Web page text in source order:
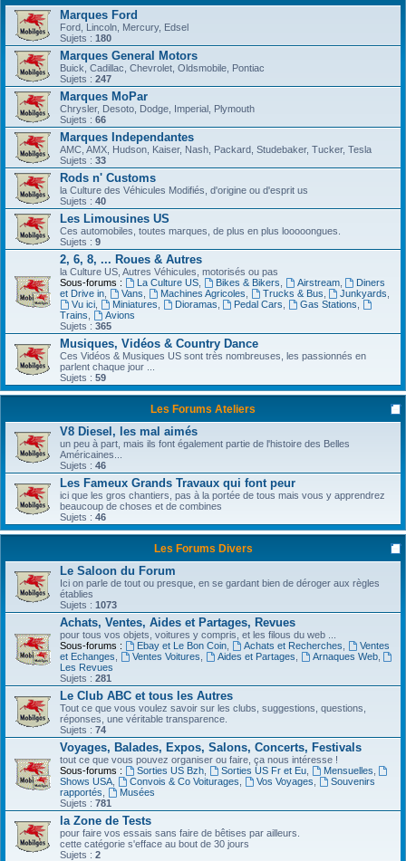
Marques Ford
Ford, Lincoln, Mercury, Edsel
Sujets : 180
Marques General Motors
Buick, Cadillac, Chevrolet, Oldsmobile, Pontiac
Sujets : 247
Marques MoPar
Chrysler, Desoto, Dodge, Imperial, Plymouth
Sujets : 66
Marques Independantes
AMC, AMX, Hudson, Kaiser, Nash, Packard, Studebaker, Tucker, Tesla
Sujets : 33
Rods n' Customs
la Culture des Véhicules Modifiés, d'origine ou d'esprit us
Sujets : 40
Les Limousines US
Ces automobiles, toutes marques, de plus en plus looooongues.
Sujets : 9
2, 6, 8, ... Roues & Autres
la Culture US, Autres Véhicules, motorisés ou pas
Sous-forums :
La Culture US, Bikes & Bikers Airstream,
Diners
et Drive in
Vans Machines Agricoles Trucks & Bus Junkyards
Vu ici, Miniatures Dioramas Pedal Cars Gas Stations
Trains
Avions
Sujets : 365
Musiques, Vidéos & Country Dance
Ces Vidéos & Musiques US sont très nombreuses, les passionnés en
parlent chaque jour ...
Sujets : 59
Les Forums Ateliers
V8 Diesel, les mal aimés
un peu à part, mais ils font également partie de l'histoire des Belles
Américaines...
Sujets : 46
Les Fameux Grands Travaux qui font peur
ici que les gros chantiers, pas à la portée de tous mais vous y apprendrez
beaucoup de choses et de combines
Sujets : 46
Les Forums Divers
Le Saloon du Forum
Ici on parle de tout ou presque, en se gardant bien de déroger aux règles
établies
Sujets : 1073
Achats, Ventes, Aides et Partages, Revues
pour tous vos objets, voitures y compris, et les filous du web ...
Sous-forums :
Ebay et Le Bon Coin, Achats et Recherches
Ventes
et Echanges
Ventes Voitures Aides et Partages Arnaques Web,
Les Revues
Sujets : 281
Le Club ABC et tous les Autres
Tout ce que vous voulez savoir sur les clubs, suggestions, questions,
réponses, une véritable transparence.
Sujets : 74
Voyages, Balades, Expos, Salons, Concerts, Festivals
tout ce que vous pouvez organiser ou faire, ça nous intéresse !
Sous-forums :
Sorties US Bzh, Sorties US Fr et Eu, Mensuelles
Shows USA
Convois & Co Voiturages Vos Voyages
Souvenirs
rapportés
Musées
Sujets : 781
la Zone de Tests
pour faire vos essais sans faire de bêtises par ailleurs.
cette catégorie s'efface au bout de 30 jours
Sujets : 2